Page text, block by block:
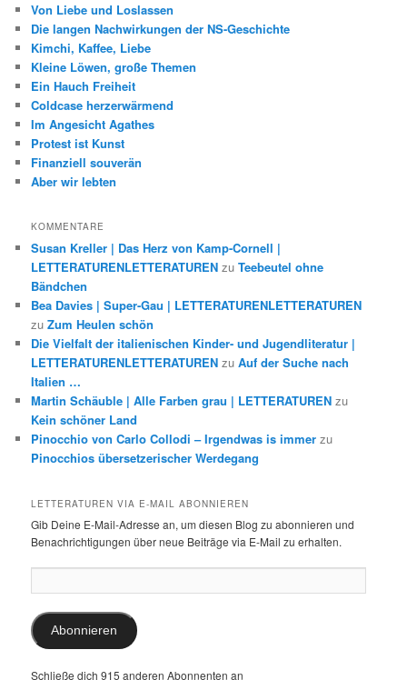
Von Liebe und Loslassen
Die langen Nachwirkungen der NS-Geschichte
Kimchi, Kaffee, Liebe
Kleine Löwen, große Themen
Ein Hauch Freiheit
Coldcase herzerwärmend
Im Angesicht Agathes
Protest ist Kunst
Finanziell souverän
Aber wir lebten
KOMMENTARE
Susan Kreller | Das Herz von Kamp-Cornell |
LETTERATURENLETTERATUREN zuTeebeutel ohne
Bändchen
Bea Davies | Super-Gau | LETTERATURENLETTERATUREN
zuZum Heulen schön
Die Vielfalt der italienischen Kinder- und Jugendliteratur |
LETTERATURENLETTERATUREN zuAuf der Suche nach
Italien …
Martin Schäuble | Alle Farben grau | LETTERATUREN zu
Kein schöner Land
Pinocchio von Carlo Collodi – Irgendwas is immer zu
Pinocchios übersetzerischer Werdegang
LETTERATUREN VIA E-MAIL ABONNIEREN
Gib Deine E-Mail-Adresse an, um diesen Blog zu abonnieren und
Benachrichtigungen über neue Beiträge via E-Mail zu erhalten.
Mail-
Adresse:
Abonnieren
Schließe dich 915 anderen Abonnenten an